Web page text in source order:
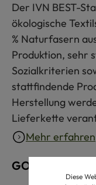
Der IVN BEST-
ökologische
% Naturfasern
Produktion, sehr
Sozialkriterien
stattfindende
Herstellung
Lieferkette
Mehr erfahren
GOTS zertifiziert
Diese